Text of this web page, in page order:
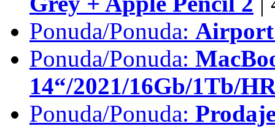
Ponuda/Ponuda: Airport
Ponuda/Ponuda:
14“/2021/16Gb/1Tb/
Ponuda/Ponuda: